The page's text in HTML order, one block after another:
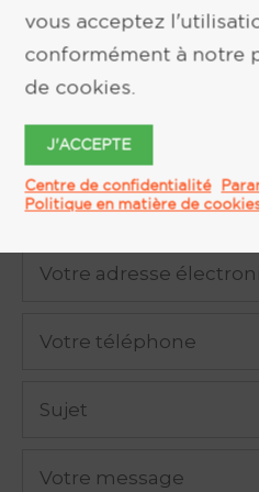
DEMANDE
vous acceptez
conformément à notre
de cookies.
J'ACCEPTE
Centre de confidentialité
Politique en matière de